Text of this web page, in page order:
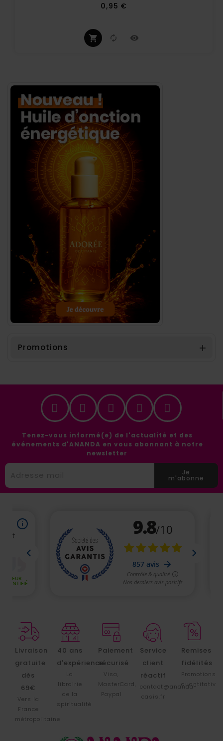
0,95 €
Promotions 
Tenez-vous informé(e) de l'actualité et des
événements d'ANANDA en vous abonnant à notre
newsletter
Je
m'abonne
Livraison
gratuite
dès
69€
Vers la
France
métropolitaine
40 ans
d'expérience
La
librairie
de la
spiritualité
Paiement
sécurisé
Visa,
MasterCard,
Paypal
Service
client
réactif
contact@ananda-
oasis.fr
Remises
fidélités
Promotions